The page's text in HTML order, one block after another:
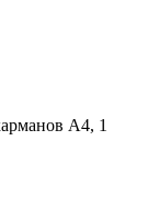
А4, 1